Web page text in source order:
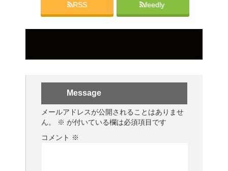
RSS feedly
Message
メールアドレスが公開されることはありませ
ん。
※ が付いている欄は必須項目です
コメント ※